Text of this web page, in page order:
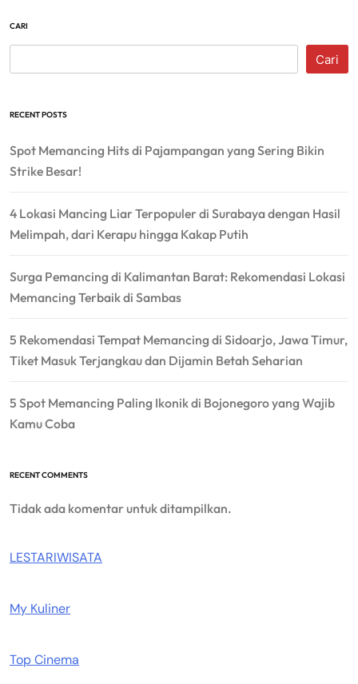
CARI
Cari
RECENT POSTS
Spot Memancing Hits di Pajampangan yang Sering Bikin
Strike Besar!
4 Lokasi Mancing Liar Terpopuler di Surabaya dengan Hasil
Melimpah, dari Kerapu hingga Kakap Putih
Surga Pemancing di Kalimantan Barat: Rekomendasi Lokasi
Memancing Terbaik di Sambas
5 Rekomendasi Tempat Memancing di Sidoarjo, Jawa Timur,
Tiket Masuk Terjangkau dan Dijamin Betah Seharian
5 Spot Memancing Paling Ikonik di Bojonegoro yang Wajib
Kamu Coba
RECENT COMMENTS
Tidak ada komentar untuk ditampilkan.
LESTARIWISATA
My Kuliner
Top Cinema